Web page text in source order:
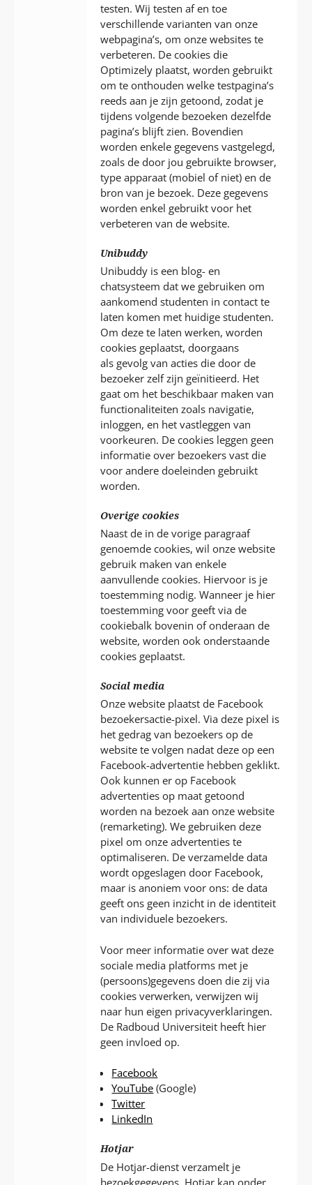
testen. Wij testen af en toe
verschillende varianten van onze
webpagina’s, om onze websites te
verbeteren. De cookies die
Optimizely plaatst, worden gebruikt
om te onthouden welke testpagina’s
reeds aan je zijn getoond, zodat je
tijdens volgende bezoeken dezelfde
pagina’s blijft zien. Bovendien
worden enkele gegevens vastgelegd,
zoals de door jou gebruikte browser,
type apparaat (mobiel of niet) en de
bron van je bezoek. Deze gegevens
worden enkel gebruikt voor het
verbeteren van de website.
Unibuddy
Unibuddy is een blog- en
chatsysteem dat we gebruiken om
aankomend studenten in contact te
laten komen met huidige studenten.
Om deze te laten werken, worden
cookies geplaatst, doorgaans
als gevolg van acties die door de
bezoeker zelf zijn geïnitieerd. Het
gaat om het beschikbaar maken van
functionaliteiten zoals navigatie,
inloggen, en het vastleggen van
voorkeuren. De cookies leggen geen
informatie over bezoekers vast die
voor andere doeleinden gebruikt
worden.
Overige cookies
Naast de in de vorige paragraaf
genoemde cookies, wil onze website
gebruik maken van enkele
aanvullende cookies. Hiervoor is je
toestemming nodig. Wanneer je hier
toestemming voor geeft via de
cookiebalk bovenin of onderaan de
website, worden ook onderstaande
cookies geplaatst.
Social media
Onze website plaatst de Facebook
bezoekersactie-pixel. Via deze pixel is
het gedrag van bezoekers op de
website te volgen nadat deze op een
Facebook-advertentie hebben geklikt.
Ook kunnen er op Facebook
advertenties op maat getoond
worden na bezoek aan onze website
(remarketing). We gebruiken deze
pixel om onze advertenties te
optimaliseren. De verzamelde data
wordt opgeslagen door Facebook,
maar is anoniem voor ons: de data
geeft ons geen inzicht in de identiteit
van individuele bezoekers.
Voor meer informatie over wat deze
sociale media platforms met je
(persoons)gegevens doen die zij via
cookies verwerken, verwijzen wij
naar hun eigen privacyverklaringen.
De Radboud Universiteit heeft hier
geen invloed op.
Facebook
YouTube (Google)
Twitter
LinkedIn
Hotjar
De Hotjar-dienst verzamelt je
bezoekgegevens. Hotjar kan onder